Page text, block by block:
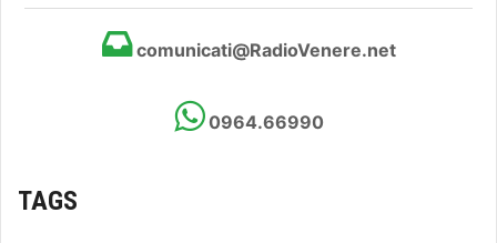
comunicati@RadioVenere.net
0964.66990
TAGS